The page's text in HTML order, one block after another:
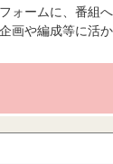
ォームに、番組
画や編成等に活か